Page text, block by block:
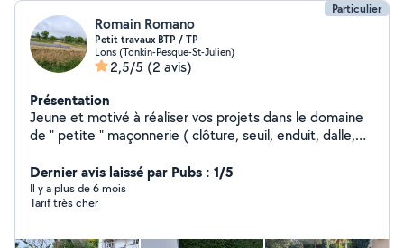
Particulier
Romain Romano
Petit travaux BTP / TP
Lons (Tonkin-Pesque-St-Julien)
2,5/5 (2 avis)
Présentation
Jeune et motivé à réaliser vos projets dans le domaine
de " petite " maçonnerie ( clôture, seuil, enduit, dalle,
réseaux...(pas équipé de mini pelle je passe par de la
location)) pour tous renseignements n'hésitez pas à me
contacter en message au plaisir je l'espère !
Dernier avis laissé par Pubs : 1/5
Il y a plus de 6 mois
Tarif très cher